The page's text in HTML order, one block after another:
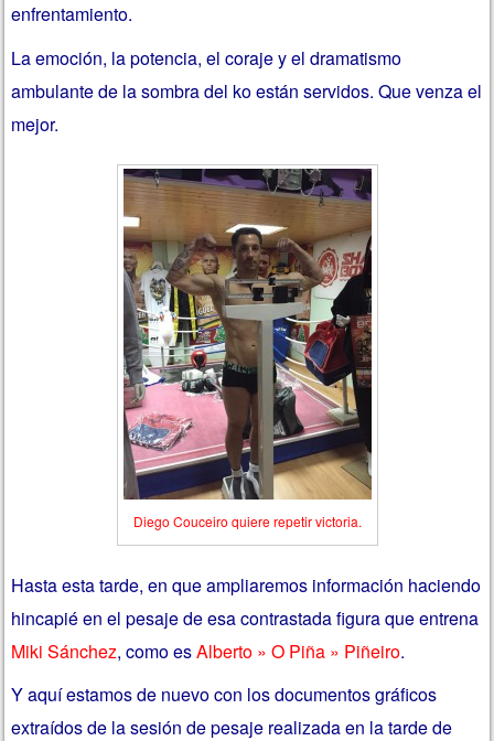
enfrentamiento.
La emoción, la potencia, el coraje y el dramatismo
ambulante de la sombra del ko están servidos. Que venza el
mejor.
Diego Couceiro quiere repetir victoria.
Hasta esta tarde, en que ampliaremos información haciendo
hincapié en el pesaje de esa contrastada figura que entrena
Miki Sánchez, como esAlberto » O Piña » Piñeiro.
Y aquí estamos de nuevo con los documentos gráficos
extraídos de la sesión de pesaje realizada en la tarde de